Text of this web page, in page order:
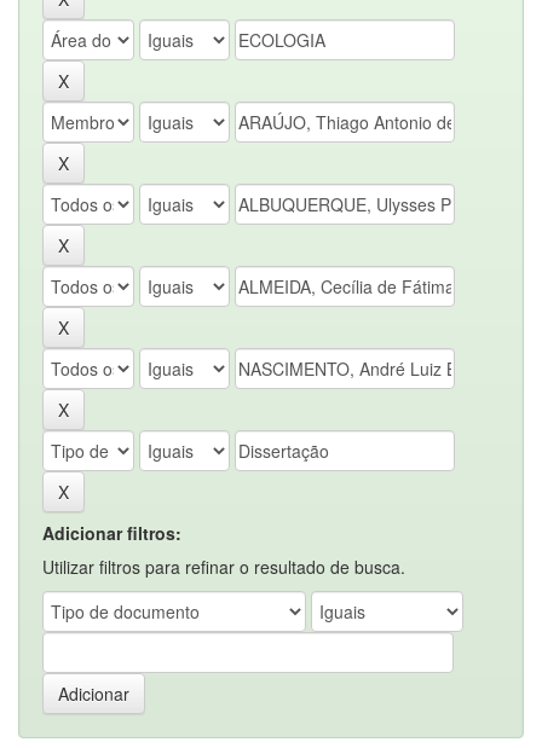
Adicionar filtros:
Utilizar filtros para refinar o resultado de busca.